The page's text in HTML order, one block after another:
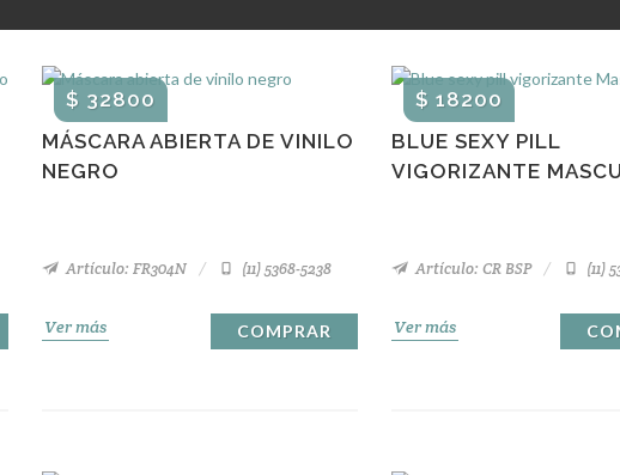
MÁSCARA ABIERTA DE VINILO
NEGRO
$ 32800
Artículo: FR304N (11) 5368-5238
Ver más COMPRAR
BLUE SEXY PILL
VIGORIZANTE
$ 18200
Artículo: CR BSP (11)
Ver más